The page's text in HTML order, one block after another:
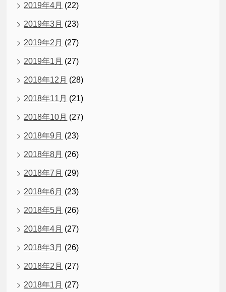
2019年4月 (22)
2019年3月 (23)
2019年2月 (27)
2019年1月 (27)
2018年12月 (28)
2018年11月 (21)
2018年10月 (27)
2018年9月 (23)
2018年8月 (26)
2018年7月 (29)
2018年6月 (23)
2018年5月 (26)
2018年4月 (27)
2018年3月 (26)
2018年2月 (27)
2018年1月 (27)